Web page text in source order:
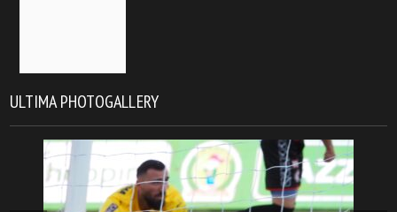
ULTIMA PHOTOGALLERY